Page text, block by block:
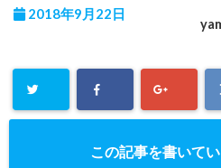
2018年9月22日
この記事を書いて